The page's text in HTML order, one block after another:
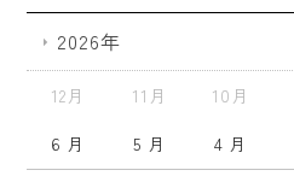
2026年
12月 11月 10月
6 月 5 月 4 月